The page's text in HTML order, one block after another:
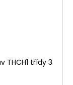
třídy 3